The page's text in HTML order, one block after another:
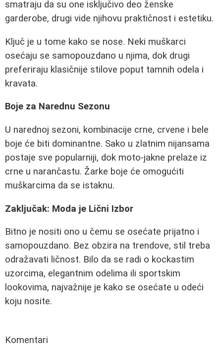
smatraju da su one isključivo deo ženske
garderobe, drugi vide njihovu praktičnost i estetiku.
Ključ je u tome kako se nose. Neki muškarci
osećaju se samopouzdano u njima, dok drugi
preferiraju klasičnije stilove poput tamnih odela i
kravata.
Boje za Narednu Sezonu
U narednoj sezoni, kombinacije crne, crvene i bele
boje će biti dominantne. Sako u zlatnim nijansama
postaje sve popularniji, dok moto-jakne prelaze iz
crne u narančastu. Žarke boje će omogućiti
muškarcima da se istaknu.
Zaključak: Moda je Lični Izbor
Bitno je nositi ono u čemu se osećate prijatno i
samopouzdano. Bez obzira na trendove, stil treba
odražavati ličnost. Bilo da se radi o kockastim
uzorcima, elegantnim odelima ili sportskim
lookovima, najvažnije je kako se osećate u odeći
koju nosite.
Komentari